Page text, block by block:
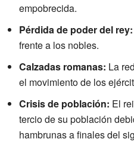
empobrecida.
Pérdida de poder del rey:
frente a los nobles.
Calzadas romanas: La
el movimiento de los
Crisis de población: El
tercio de su población
hambrunas a finales del